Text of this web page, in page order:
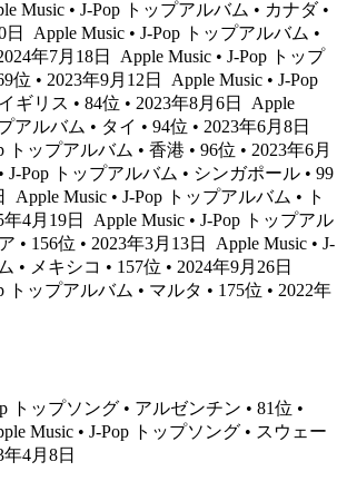
Music • J-Pop トップアルバム • カナダ •
日
Apple Music • J-Pop トップアルバム •
年7月18日
Apple Music • J-Pop トップ
位 • 2023年9月12日
Apple Music • J-Pop
ギリス • 84位 • 2023年8月6日
Apple
アルバム • タイ • 94位 • 2023年6月8日
トップアルバム • 香港 • 96位 • 2023年6月
J-Pop トップアルバム • シンガポール • 99
Apple Music • J-Pop トップアルバム • ト
年4月19日
Apple Music • J-Pop トップアル
• 156位 • 2023年3月13日
Apple Music • J-
• メキシコ • 157位 • 2024年9月26日
トップアルバム • マルタ • 175位 • 2022年
トップソング • アルゼンチン • 81位 •
Music • J-Pop トップソング • スウェー
年4月8日